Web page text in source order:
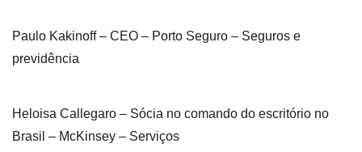
Paulo Kakinoff – CEO – Porto Seguro – Seguros e
previdência
Heloisa Callegaro – Sócia no comando do escritório no
Brasil – McKinsey – Serviços